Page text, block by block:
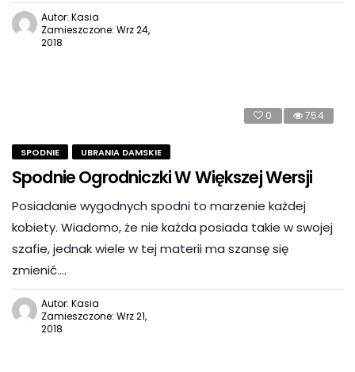
Autor: Kasia
Zamieszczone: Wrz 24,
2018
0 754
SPODNIE UBRANIA DAMSKIE
Spodnie Ogrodniczki W Większej Wersji
Posiadanie wygodnych spodni to marzenie każdej
kobiety. Wiadomo, że nie każda posiada takie w swojej
szafie, jednak wiele w tej materii ma szansę się
zmienić….
Autor: Kasia
Zamieszczone: Wrz 21,
2018